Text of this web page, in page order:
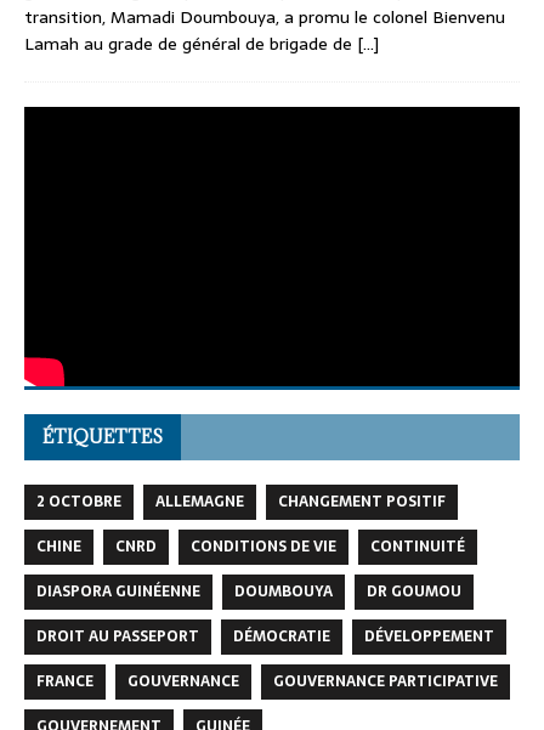
transition, Mamadi Doumbouya, a promu le colonel Bienvenu
Lamah au grade de général de brigade de [...]
ÉTIQUETTES
2 OCTOBRE ALLEMAGNE
CHANGEMENT POSITIF
CHINE
CNRD CONDITIONS DE VIE
CONTINUITÉ
DIASPORA GUINÉENNE
DOUMBOUYA
DR GOUMOU
DROIT AU PASSEPORT
DÉMOCRATIE
DÉVELOPPEMENT
FRANCE
GOUVERNANCE
GOUVERNANCE PARTICIPATIVE